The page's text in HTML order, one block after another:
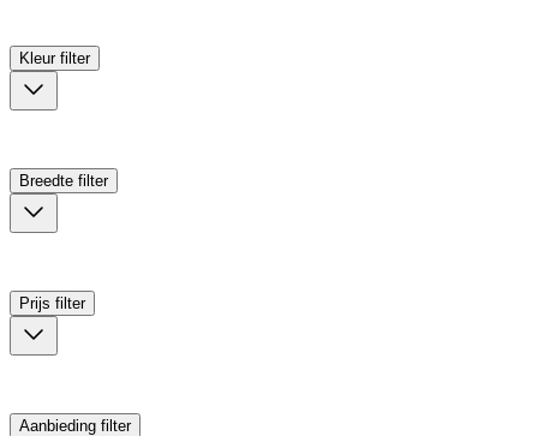
Kleur filter
Breedte filter
Prijs filter
Aanbieding filter